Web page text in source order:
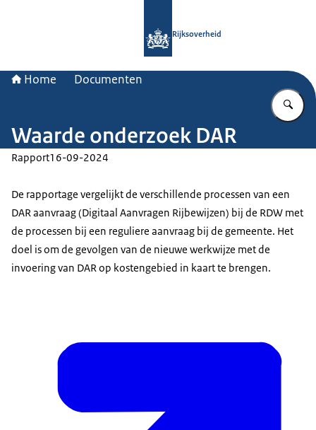
Rijksoverheid
Home Documenten
Waarde onderzoek DAR
Rapport16-09-2024
De rapportage vergelijkt de verschillende processen van een
DAR aanvraag (Digitaal Aanvragen Rijbewijzen) bij de RDW met
de processen bij een reguliere aanvraag bij de gemeente. Het
doel is om de gevolgen van de nieuwe werkwijze met de
invoering van DAR op kostengebied in kaart te brengen.